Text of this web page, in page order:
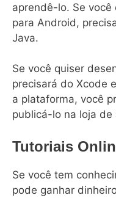
aprendê-lo. Se você
para Android,
Java.
Se você quiser
precisará do Xcode
a plataforma, você
publicá-lo na loja de
Tutoriais
Se você tem
pode ganhar